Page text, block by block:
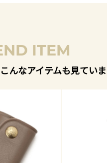
ITEM
んなアイテムも見てい